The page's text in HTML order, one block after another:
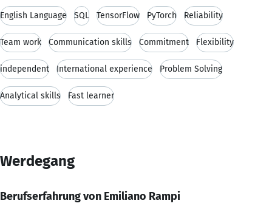
English Language SQL TensorFlow PyTorch Reliability
Team work Communication skills Commitment Flexibility
independent International experience Problem Solving
Analytical skills Fast learner
Werdegang
Berufserfahrung von Emiliano Rampi